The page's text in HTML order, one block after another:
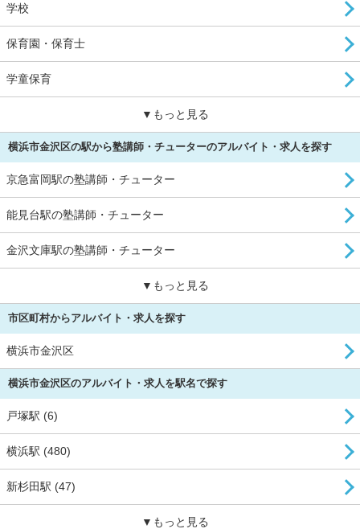
学校
保育園・保育士
学童保育
▼もっと見る
横浜市金沢区の駅から塾講師・チューターのアルバイト・求人を探す
京急富岡駅の塾講師・チューター
能見台駅の塾講師・チューター
金沢文庫駅の塾講師・チューター
▼もっと見る
市区町村からアルバイト・求人を探す
横浜市金沢区
横浜市金沢区のアルバイト・求人を駅名で探す
戸塚駅 (6)
横浜駅 (480)
新杉田駅 (47)
▼もっと見る